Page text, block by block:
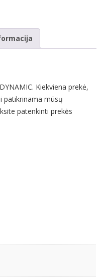
Kiekviena prekė,
patikrinama mūsų
patenkinti prekės